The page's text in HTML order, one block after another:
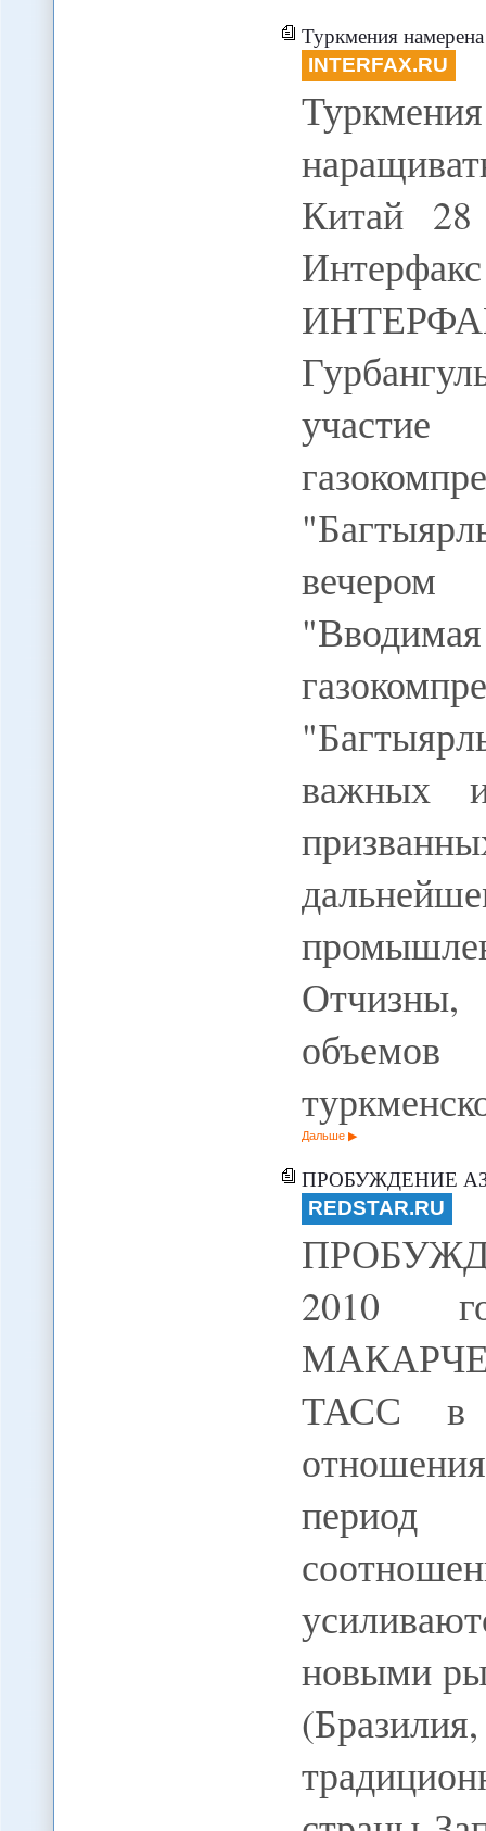
Туркмения намерена
INTERFAX.RU
Китай 28
вечером
важных
Отчизны,
Дальше
ПРОБУЖДЕНИЕ
REDSTAR.RU
2010
ТАСС в
период
новыми